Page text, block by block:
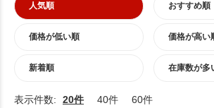
人気順 おすすめ順
価格が低い順 価格が高い
新着順 在庫数が多
表示件数: 20件 40件 60件